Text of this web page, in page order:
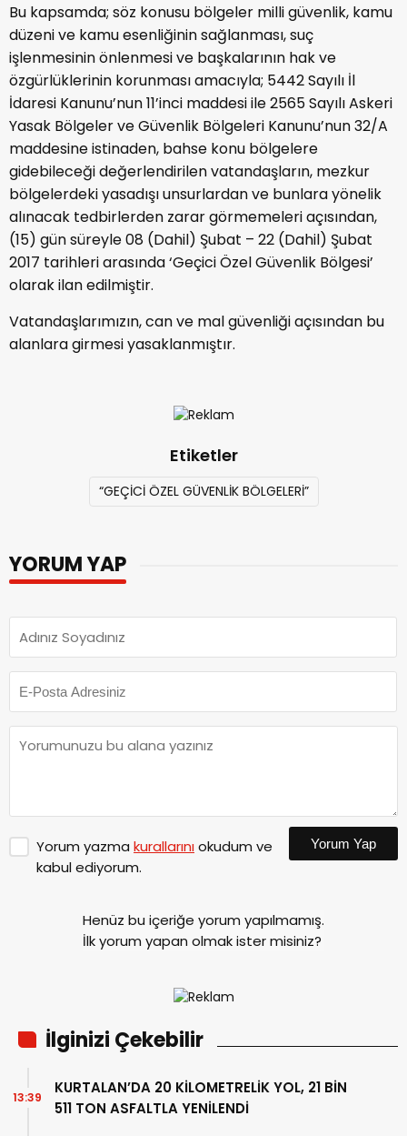
Bu kapsamda; söz konusu bölgeler milli güvenlik, kamu
düzeni ve kamu esenliğinin sağlanması, suç
işlenmesinin önlenmesi ve başkalarının hak ve
özgürlüklerinin korunması amacıyla; 5442 Sayılı İl
İdaresi Kanunu’nun 11’inci maddesi ile 2565 Sayılı Askeri
Yasak Bölgeler ve Güvenlik Bölgeleri Kanunu’nun 32/A
maddesine istinaden, bahse konu bölgelere
gidebileceği değerlendirilen vatandaşların, mezkur
bölgelerdeki yasadışı unsurlardan ve bunlara yönelik
alınacak tedbirlerden zarar görmemeleri açısından,
(15) gün süreyle 08 (Dahil) Şubat – 22 (Dahil) Şubat
2017 tarihleri arasında ‘Geçici Özel Güvenlik Bölgesi’
olarak ilan edilmiştir.
Vatandaşlarımızın, can ve mal güvenliği açısından bu
alanlara girmesi yasaklanmıştır.
Etiketler
“GEÇİCİ ÖZEL GÜVENLİK BÖLGELERİ”
YORUM YAP
Yorum yazma kurallarınıokudum ve
kabul ediyorum.
Yorum Yap
Henüz bu içeriğe yorum yapılmamış.
İlk yorum yapan olmak ister misiniz?
İlginizi Çekebilir
KURTALAN’DA 20 KİLOMETRELİK YOL, 21 BİN
511 TON ASFALTLA YENİLENDİ
13:39